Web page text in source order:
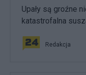
Upały są groźne
katastrofalna
Redakcja